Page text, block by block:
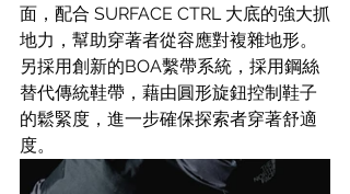
面，配合 SURFACE CTRL 大底的強大抓
地力，幫助穿著者從容應對複雜地形。
另採用創新的BOA繫帶系統，採用鋼絲
替代傳統鞋帶，藉由圓形旋鈕控制鞋子
的鬆緊度，進一步確保探索者穿著舒適
度。